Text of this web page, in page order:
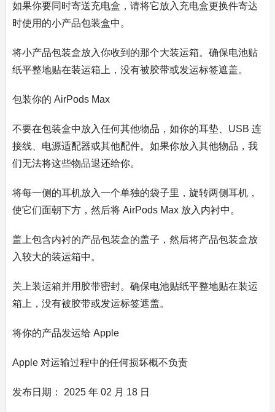
如果你要同时寄送充电盒，请将它放入充电盒更换件寄达
时使用的小产品包装盒中。
将小产品包装盒放入你收到的那个大装运箱。确保电池贴
纸平整地贴在装运箱上，没有被胶带或发运标签遮盖。
包装你的 AirPods Max
不要在包装盒中放入任何其他物品，如你的耳垫、USB 连
接线、电源适配器或其他配件。如果你放入其他物品，我
们无法将这些物品退还给你。
将每一侧的耳机放入一个单独的袋子里，旋转两侧耳机，
使它们面朝下方，然后将 AirPods Max 放入内衬中。
盖上包含内衬的产品包装盒的盖子，然后将产品包装盒放
入较大的装运箱中。
关上装运箱并用胶带密封。确保电池贴纸平整地贴在装运
箱上，没有被胶带或发运标签遮盖。
将你的产品发运给 Apple
Apple 对运输过程中的任何损坏概不负责
发布日期： 2025 年 02 月 18 日